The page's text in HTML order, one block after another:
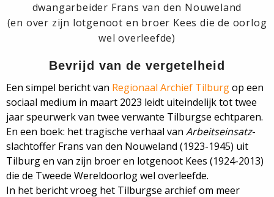
dwangarbeider Frans van den Nouweland
(en over zijn lotgenoot en broer Kees die de oorlog
wel overleefde)
Bevrijd van de vergetelheid
Een simpel bericht van Regionaal Archief Tilburgop een
sociaal medium in maart 2023 leidt uiteindelijk tot twee
jaar speurwerk van twee verwante Tilburgse echtparen.
En een boek: het tragische verhaal van Arbeitseinsatz-
slachtoffer Frans van den Nouweland (1923-1945) uit
Tilburg en van zijn broer en lotgenoot Kees (1924-2013)
die de Tweede Wereldoorlog wel overleefde.
In het bericht vroeg het Tilburgse archief om meer